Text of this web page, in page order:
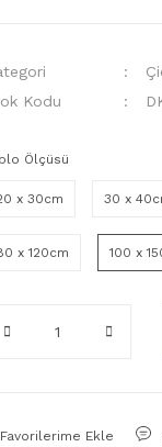
Kodu
Ölçüsü
x 30cm 30 x
x 120cm 100 x